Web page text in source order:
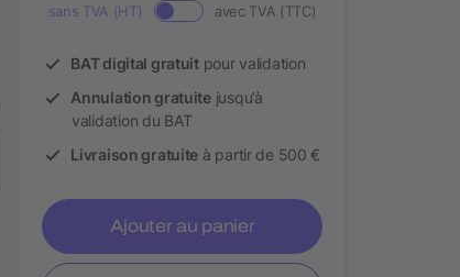
sans TVA (HT) avec TVA (TTC)
BAT digital gratuitpour validation
Annulation gratuitejusqu’à
validation du BAT
Livraison gratuite à partir de 500 €
Ajouter au panier